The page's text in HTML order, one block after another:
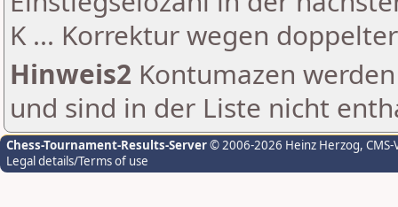
K ... Korrektur wegen
Hinweis2 Kontumazen
und sind in der Liste nicht
Chess-Tournament-Results-Server© 2006-2026 Heinz Herzog,
Legal details/Terms of use